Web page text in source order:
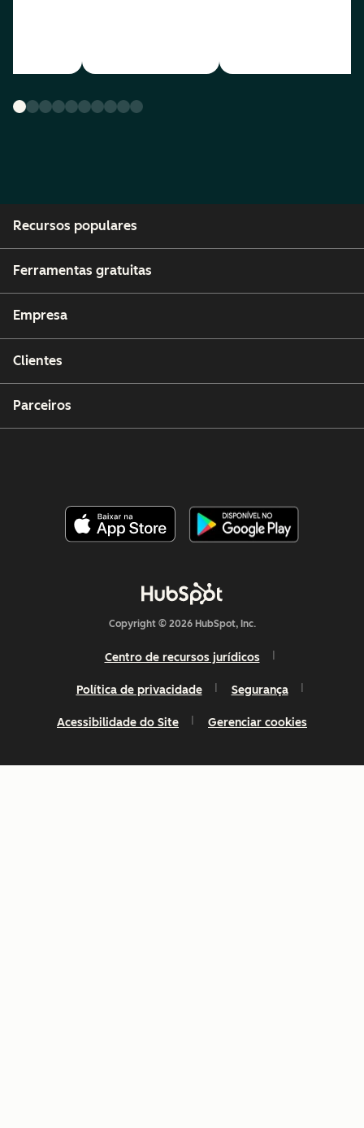
Recursos populares
Ferramentas gratuitas
Empresa
Clientes
Parceiros
Copyright © 2026 HubSpot, Inc.
Centro de recursos jurídicos
Política de privacidade Segurança
Acessibilidade do Site Gerenciar cookies